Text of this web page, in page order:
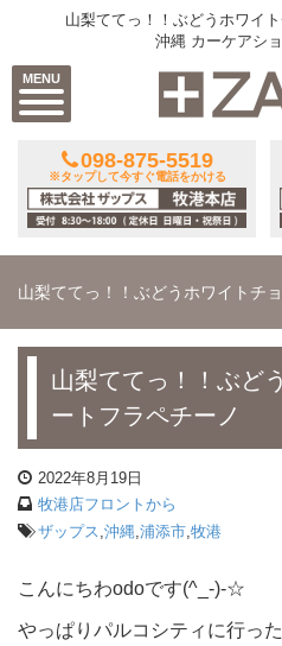
MENU
山梨ててっ！！ぶどうホワイ
沖縄 カーケアシ
098-875-5519
※タップして今すぐ電話をかける
山梨ててっ！！ぶどうホワイトチ
山梨ててっ！！ぶど
ートフラペチーノ
2022年8月19日
牧港店フロントから
ザップス 沖縄 浦添市 牧港
こんにちわodoです(^_-)-☆
やっぱりパルコシティに行っ